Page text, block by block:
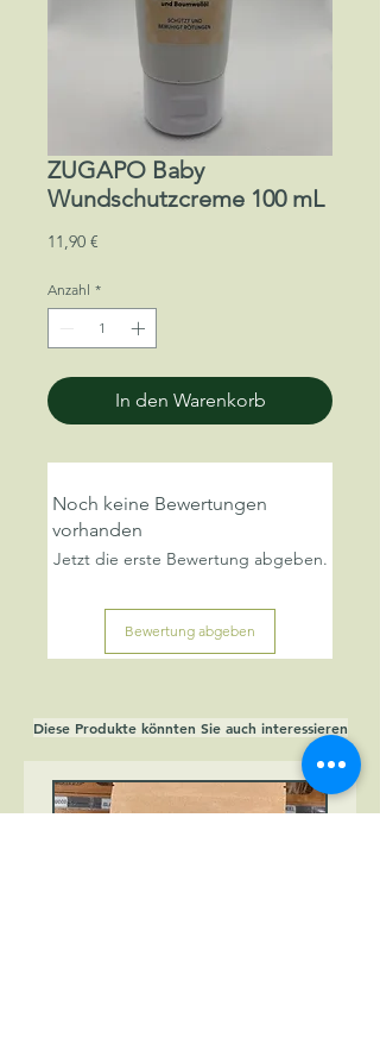
ZUGAPO Baby
Wundschutzcreme 100 mL
11,90 €
Anzahl *
In den Warenkorb
Noch keine Bewertungen
vorhanden
Jetzt die erste Bewertung abgeben.
Bewertung abgeben
Diese Produkte könnten Sie auch interessieren